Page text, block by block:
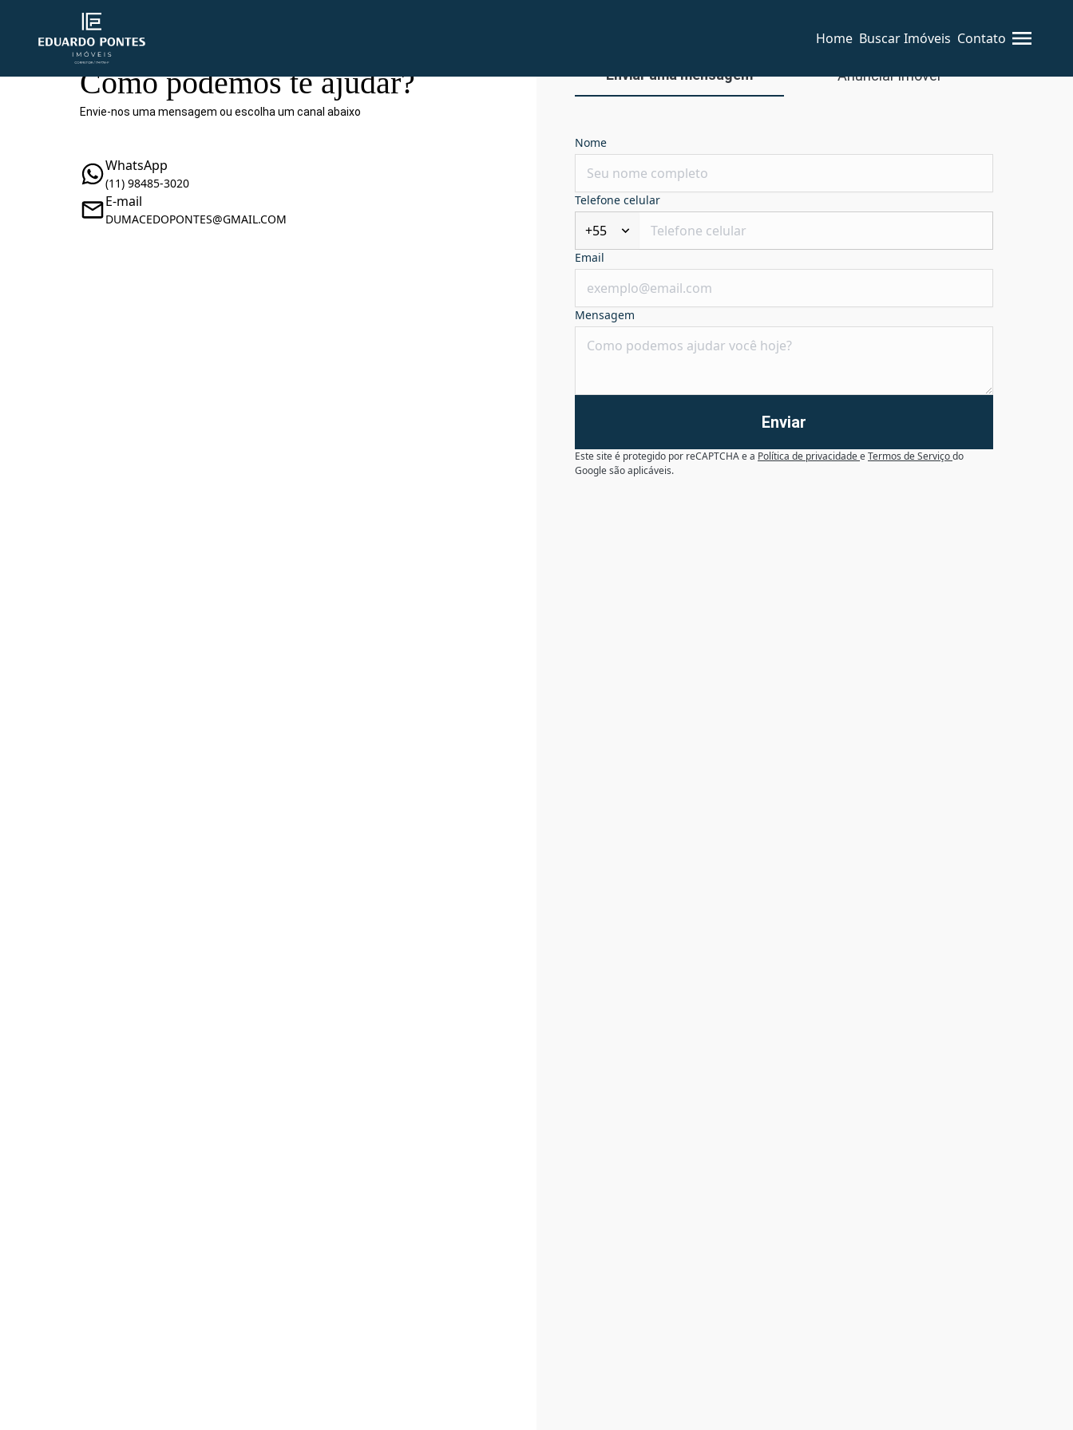
Home Buscar Imóveis Contato
Como podemos te ajudar?
Envie-nos uma mensagem ou escolha um canal abaixo
WhatsApp
(11) 98485-3020
E-mail
DUMACEDOPONTES@GMAIL.COM
Enviar uma mensagem Anunciar imóvel
Nome
Telefone celular
+55
Email
Mensagem
Enviar
Este site é protegido por reCAPTCHA e a Política de privacidadeeTermos de Serviçodo
Google são aplicáveis.